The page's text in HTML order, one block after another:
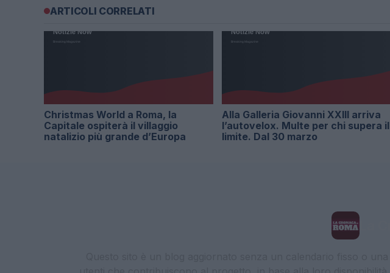
ARTICOLI CORRELATI
Christmas World a Roma, la
Capitale ospiterà il villaggio
natalizio più grande d’Europa
Alla Galleria Giovanni XXIII arriva
l’autovelox. Multe per chi supera il
limite. Dal 30 marzo